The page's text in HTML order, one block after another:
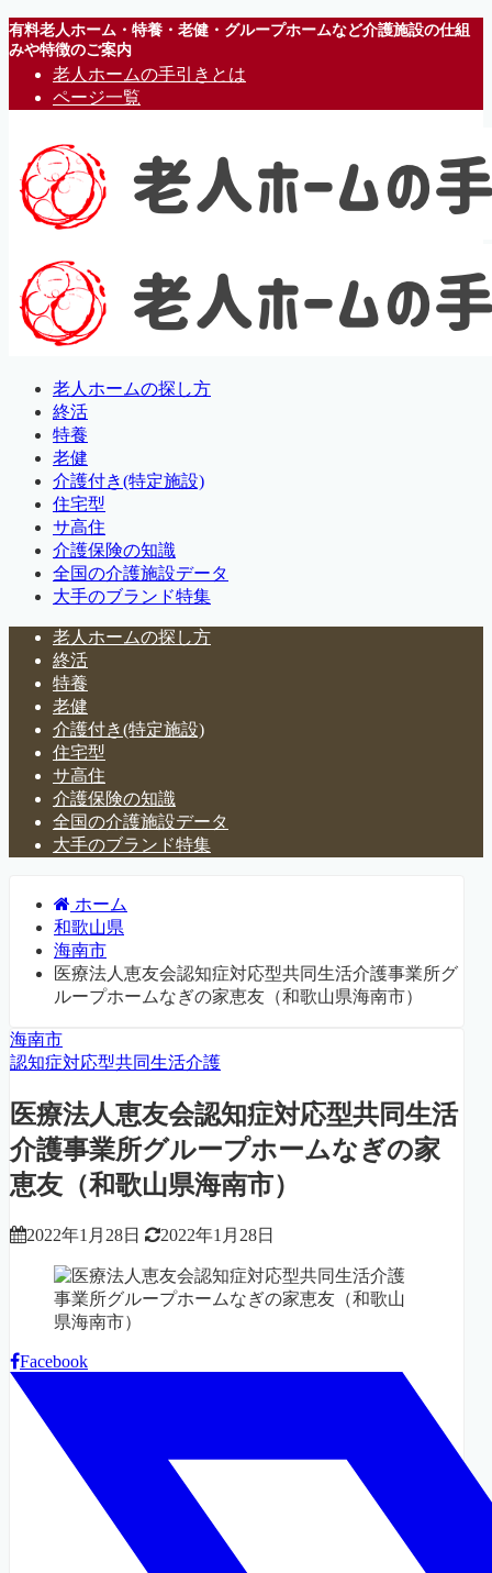
有料老人ホーム・特養・老健・グループホームなど介護施設の仕組
みや特徴のご案内
老人ホームの手引きとは
ページ一覧
老人ホームの探し方
終活
特養
老健
介護付き(特定施設)
住宅型
サ高住
介護保険の知識
全国の介護施設データ
大手のブランド特集
老人ホームの探し方
終活
特養
老健
介護付き(特定施設)
住宅型
サ高住
介護保険の知識
全国の介護施設データ
大手のブランド特集
ホーム
和歌山県
海南市
医療法人恵友会認知症対応型共同生活介護事業所グ
ループホームなぎの家恵友（和歌山県海南市）
海南市
認知症対応型共同生活介護
医療法人恵友会認知症対応型共同生活
介護事業所グループホームなぎの家
恵友（和歌山県海南市）
2022年1月28日 2022年1月28日
Facebook